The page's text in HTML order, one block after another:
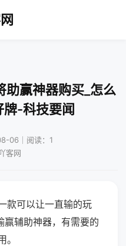
赢神器购买_怎么
牌-科技要闻
06｜阅读：1
客网
款可以让一直输的玩
赢辅助神器，有需要的